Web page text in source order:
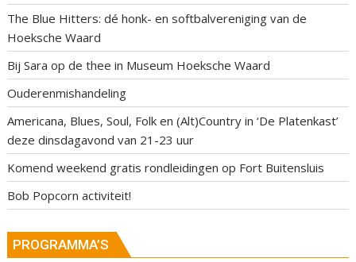
The Blue Hitters: dé honk- en softbalvereniging van de
Hoeksche Waard
Bij Sara op de thee in Museum Hoeksche Waard
Ouderenmishandeling
Americana, Blues, Soul, Folk en (Alt)Country in ‘De Platenkast’
deze dinsdagavond van 21-23 uur
Komend weekend gratis rondleidingen op Fort Buitensluis
Bob Popcorn activiteit!
PROGRAMMA’S